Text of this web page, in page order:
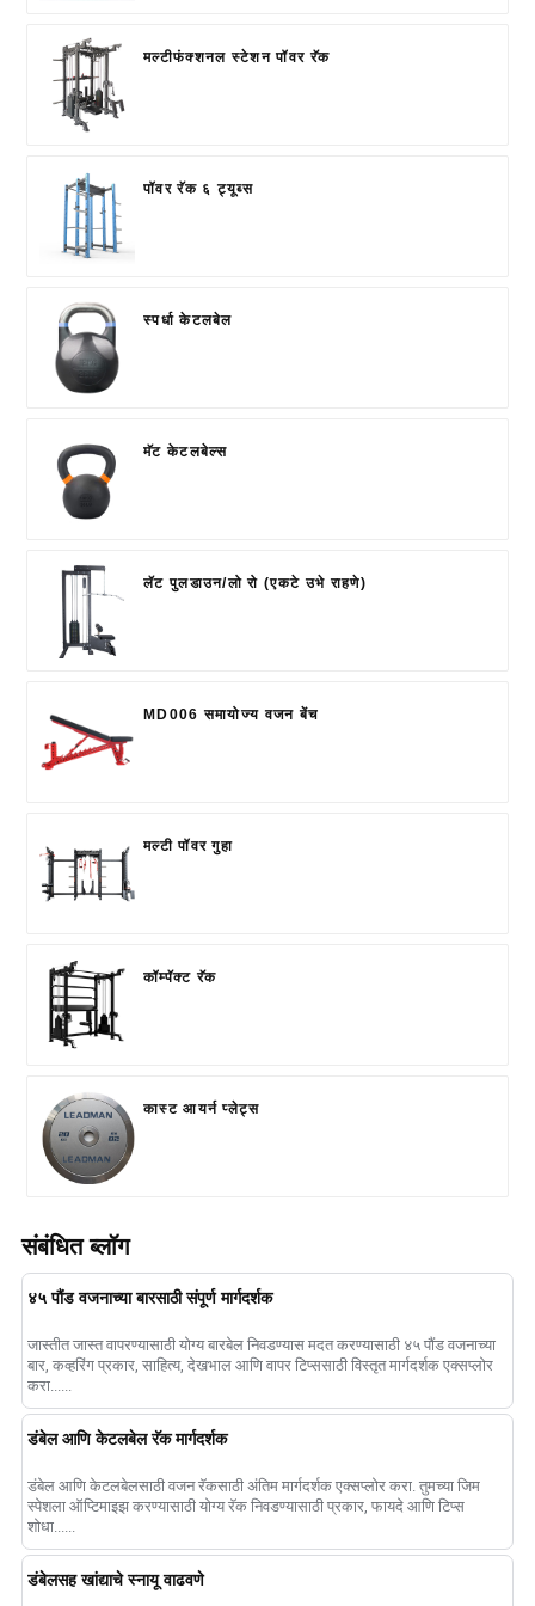
मल्टीफंक्शनल स्टेशन पॉवर रॅक
पॉवर रॅक ६ ट्यूब्स
स्पर्धा केटलबेल
मॅट केटलबेल्स
लॅट पुलडाउन/लो रो (एकटे उभे राहणे)
MD006 समायोज्य वजन बेंच
मल्टी पॉवर गुहा
कॉम्पॅक्ट रॅक
कास्ट आयर्न प्लेट्स
संबंधित ब्लॉग
४५ पौंड वजनाच्या बारसाठी संपूर्ण मार्गदर्शक
जास्तीत जास्त वापरण्यासाठी योग्य बारबेल निवडण्यास मदत करण्यासाठी ४५ पौंड वजनाच्या
बार, कव्हरिंग प्रकार, साहित्य, देखभाल आणि वापर टिप्ससाठी विस्तृत मार्गदर्शक एक्सप्लोर
करा......
डंबेल आणि केटलबेल रॅक मार्गदर्शक
डंबेल आणि केटलबेलसाठी वजन रॅकसाठी अंतिम मार्गदर्शक एक्सप्लोर करा. तुमच्या जिम
स्पेशला ऑप्टिमाइझ करण्यासाठी योग्य रॅक निवडण्यासाठी प्रकार, फायदे आणि टिप्स
शोधा......
डंबेलसह खांद्याचे स्नायू वाढवणे